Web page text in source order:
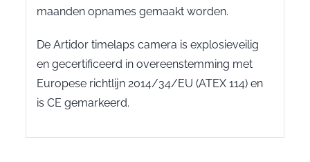
maanden opnames gemaakt worden.
De Artidor timelaps camera is explosieveilig
en gecertificeerd in overeenstemming met
Europese richtlijn 2014/34/EU (ATEX 114) en
is CE gemarkeerd.